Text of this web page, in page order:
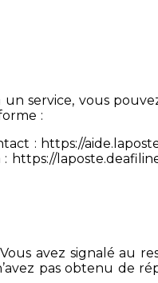
un service, vous
:
: https://
avez signalé au
pas obtenu de